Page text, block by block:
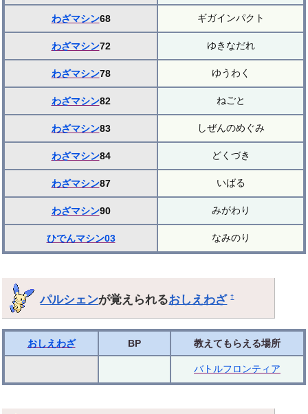
わざマシン68 ギガインパクト
わざマシン72 ゆきなだれ
わざマシン78 ゆうわく
わざマシン82 ねごと
わざマシン83 しぜんのめぐみ
わざマシン84 どくづき
わざマシン87 いばる
わざマシン90 みがわり
ひでんマシン03 なみのり
パルシェンが覚えられるおしえわざ †
おしえわざ BP 教えてもらえる場所
バトルフロンティア